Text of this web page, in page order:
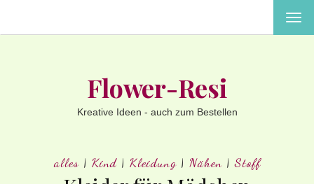
Flower-Resi
Kreative Ideen - auch zum Bestellen
alles| Kind| Kleidung| Nähen|Stoff